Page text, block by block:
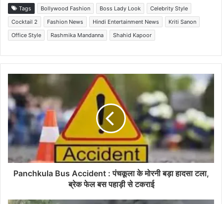
Tags Bollywood Fashion Boss Lady Look
Celebrity Style
Cocktail 2
Fashion News Hindi Entertainment News
Kriti Sanon
Office Style
Rashmika Mandanna Shahid Kapoor
Panchkula Bus Accident : पंचकूला के मोरनी बड़ा हादसा टला,
ब्रेक फेल बस पहाड़ी से टकराई